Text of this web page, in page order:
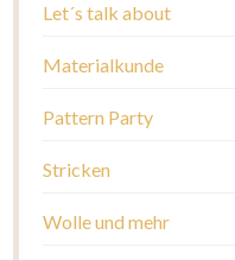
Let´s talk about
Materialkunde
Pattern Party
Stricken
Wolle und mehr